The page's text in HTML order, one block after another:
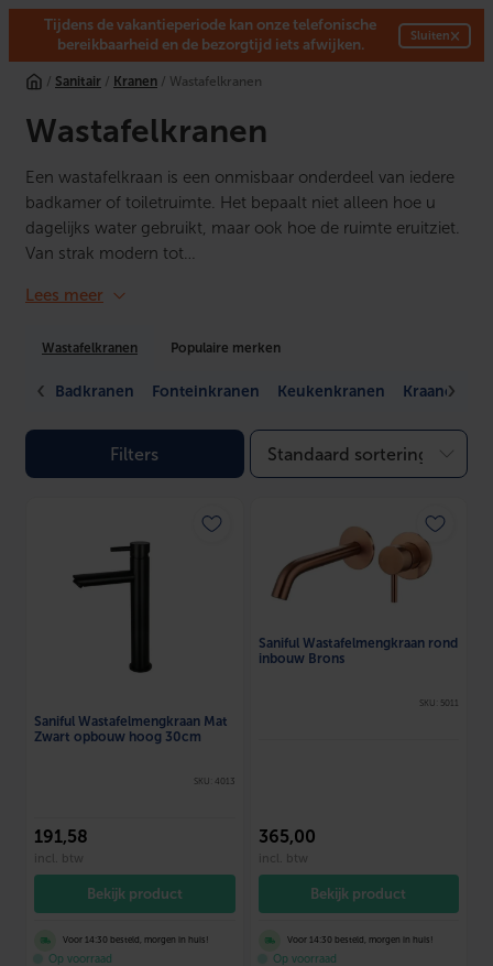
Tijdens de vakantieperiode kan onze telefonische
bereikbaarheid en de bezorgtijd iets afwijken.
Sluiten×
naar
inhoud
/ Sanitair / Kranen / Wastafelkranen
Wastafelkranen
Een wastafelkraan is een onmisbaar onderdeel van iedere
badkamer of toiletruimte. Het bepaalt niet alleen hoe u
dagelijks water gebruikt, maar ook hoe de ruimte eruitziet.
Van strak modern tot…
Lees meer
Wastafelkranen Populaire merken
Badkranen Fonteinkranen Keukenkranen
Filters
Saniful Wastafelmengkraan Mat
Zwart opbouw hoog 30cm
SKU: 4013
191,58
incl. btw
Bekijk product
Voor 14:30 besteld, morgen in huis!
Op voorraad
Saniful Wastafelmengkraan rond
inbouw Brons
SKU: 5011
365,00
incl. btw
Bekijk product
Voor 14:30 besteld, morgen in huis!
Op voorraad